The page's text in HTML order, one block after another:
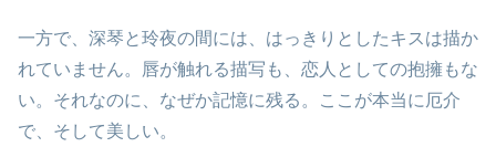
一方で、深琴と玲夜の間には、はっきりとしたキスは描か
れていません。唇が触れる描写も、恋人としての抱擁もな
い。それなのに、なぜか記憶に残る。ここが本当に厄介
で、そして美しい。